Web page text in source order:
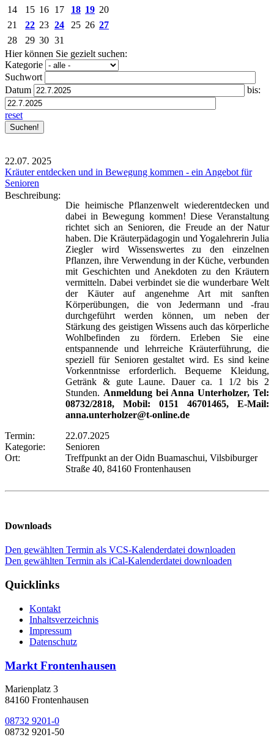
14
15 16 17 18 19 20
21
22 23 24 25 26 27
28
29 30 31
Hier können Sie gezielt suchen:
Kategorie
Suchwort
Datum
bis:
reset
22.07. 2025
Kräuter entdecken und in Bewegung kommen - ein Angebot für
Senioren
Beschreibung:
Die heimische Pflanzenwelt wiederentdecken und
dabei in Bewegung kommen! Diese Veranstaltung
richtet sich an Senioren, die Freude an der Natur
haben. Die Kräuterpädagogin und Yogalehrerin Julia
Ziegler wird Wissenswertes zu den einzelnen
Pflanzen, ihre Verwendung in der Küche, verbunden
mit Geschichten und Anekdoten zu den Kräutern
vermitteln. Dabei verbindet sie die wunderbare Welt
der Käuter auf angenehme Art mit sanften
Körperübungen, die von Jedermann und -frau
durchgeführt werden können, um neben der
Stärkung des geistigen Wissens auch das körperliche
Wohlbefinden zu fördern. Erleben Sie eine
entspannende und lehrreiche Kräuterführung, die
speziell für Senioren gestaltet wird. Es sind keine
Vorkenntnisse erforderlich. Bequeme Kleidung,
Getränk & gute Laune. Dauer ca. 1 1/2 bis 2
Stunden. Anmeldung bei Anna Unterholzer, Tel:
08732/2818, Mobil: 0151 46701465, E-Mail:
anna.unterholzer@t-online.de
Termin:
22.07.2025
Kategorie:
Senioren
Ort:
Treffpunkt an der Oidn Buamaschui, Vilsbiburger
Straße 40, 84160 Frontenhausen
Downloads
Den gewählten Termin als VCS-Kalenderdatei downloaden
Den gewählten Termin als iCal-Kalenderdatei downloaden
Quicklinks
Kontakt
Inhaltsverzeichnis
Impressum
Datenschutz
Markt Frontenhausen
Marienplatz 3
84160 Frontenhausen
08732 9201-0
08732 9201-50